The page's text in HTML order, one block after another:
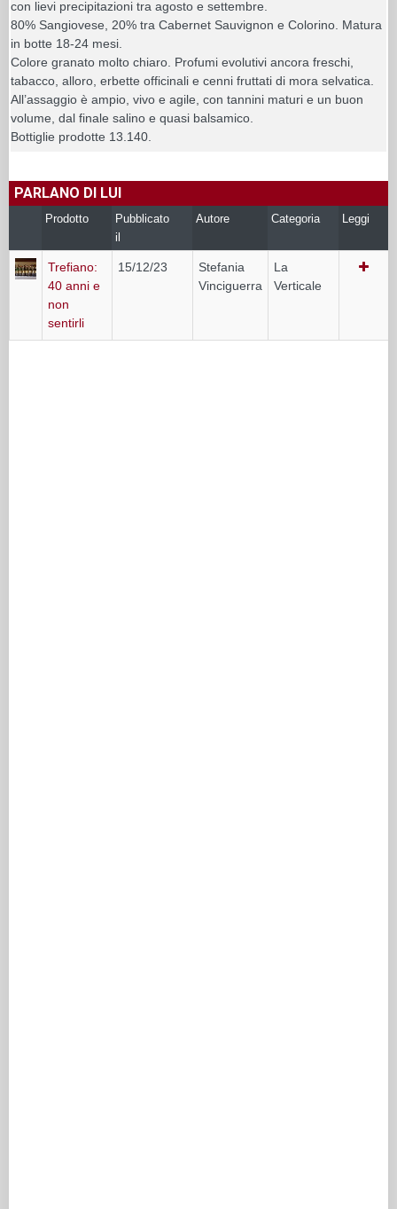
con lievi precipitazioni tra agosto e settembre.
80% Sangiovese, 20% tra Cabernet Sauvignon e Colorino. Matura
in botte 18-24 mesi.
Colore granato molto chiaro. Profumi evolutivi ancora freschi,
tabacco, alloro, erbette officinali e cenni fruttati di mora selvatica.
All’assaggio è ampio, vivo e agile, con tannini maturi e un buon
volume, dal finale salino e quasi balsamico.
Bottiglie prodotte 13.140.
PARLANO DI LUI
Prodotto
Pubblicato
il
Autore Categoria Leggi
Trefiano:
40 anni e
non
sentirli
15/12/23
Stefania
Vinciguerra
La
Verticale